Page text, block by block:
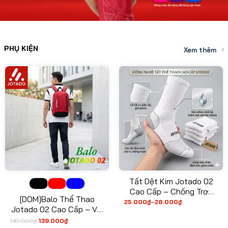
PHỤ KIỆN Xem thêm
[DOM]Balo Thể Thao
Jotado 02 Cao Cấp – Vải
Kháng Nước, Ngăn Đựng
149.000₫
Giá
139.000₫
Giá
Tất Dệt Kim Jotado 02
Cao Cấp – Chống Trơn
Trượt, Thấm Hút Mồ Hôi,
25.000₫–28.000₫
Khoảng